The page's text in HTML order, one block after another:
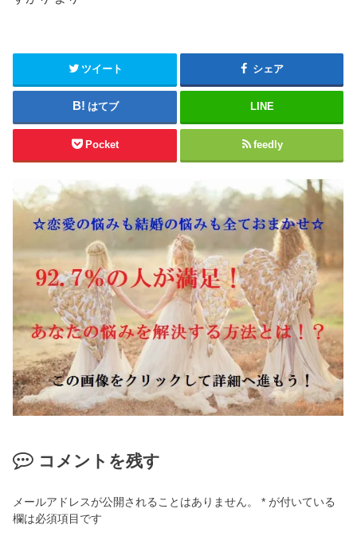
ツイート シェア
はてブ LINE
Pocket feedly
コメントを残す
メールアドレスが公開されることはありません。 * が付いている
欄は必須項目です